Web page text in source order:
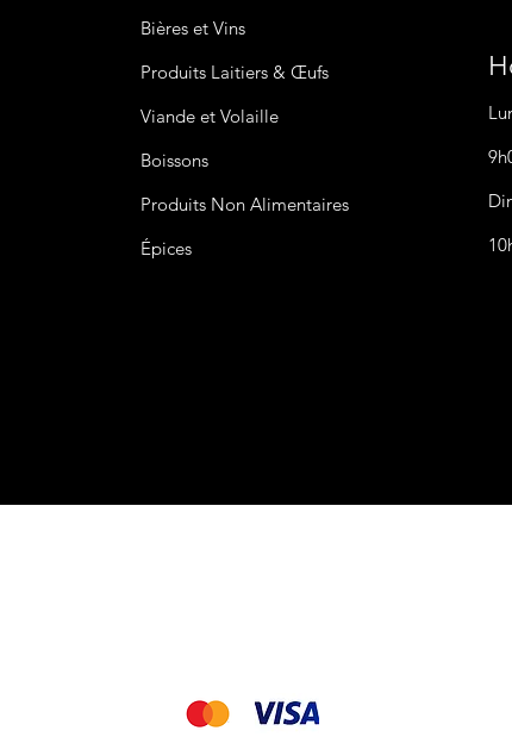
Bièreset Vins
Produits Laitiers & Œufs
Viande et Volaille
Boissons
Produits Non Alimentaires
Épices